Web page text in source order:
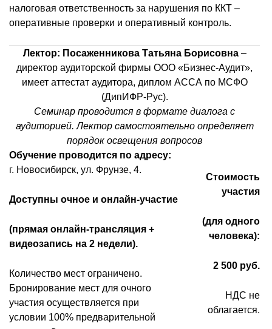
налоговая ответственность за нарушения по ККТ –
оперативные проверки и оперативный контроль.
Лектор: Посаженникова Татьяна Борисовна –
директор аудиторской фирмы ООО «Бизнес-Аудит»,
имеет аттестат аудитора, диплом АССА по МСФО
(ДипИФР-Рус).
Семинар проводится в формате диалога с
аудиторией. Лектор самостоятельно определяет
порядок освещения вопросов
Обучение проводится по адресу:
г. Новосибирск, ул. Фрунзе, 4.
Доступны очное и онлайн-участие
(прямая онлайн-трансляция +
видеозапись на 2 недели).
Количество мест ограничено.
Бронирование мест для очного
участия осуществляется при
условии 100% предварительной
Стоимость
участия
(для одного
человека):
2 500 руб.
НДС не
облагается.